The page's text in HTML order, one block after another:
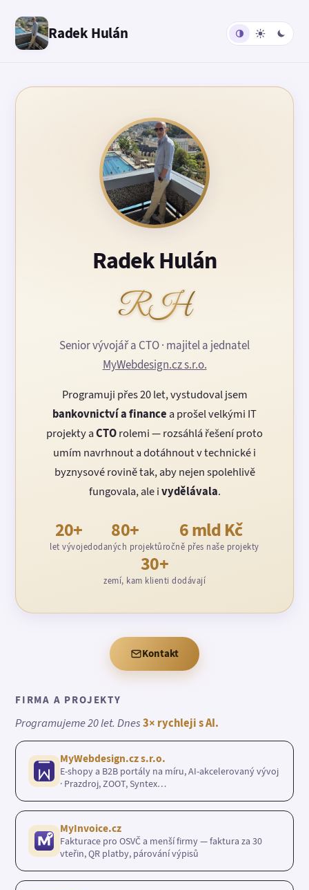
Radek Hulán
Radek Hulán
RH
Senior vývojář a CTO · majitel a jednatel
MyWebdesign.cz s.r.o.
Programuji přes 20 let, vystudoval jsem
bankovnictví a finance a prošel velkými IT
projekty aCTOrolemi — rozsáhlá řešení proto
umím navrhnout a dotáhnout v technické i
byznysové rovině tak, aby nejen spolehlivě
fungovala, ale ivydělávala.
20+
let vývoje
80+
dodaných projektů
6 mld Kč
ročně přes naše projekty
30+
zemí, kam klienti dodávají
Kontakt
FIRMA A PROJEKTY
Programujeme 20 let. Dnes3× rychleji s AI.
MyWebdesign.cz s.r.o.
E-shopy a B2B portály na míru, AI-akcelerovaný vývoj
· Prazdroj, ZOOT, Syntex…
MyInvoice.cz
Fakturace pro OSVČ a menší firmy — faktura za 30
vteřin, QR platby, párování výpisů